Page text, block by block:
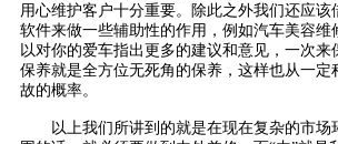
用心维护客户十分重要。除此之外我们还应该
软件来做一些辅助性的作用，例如汽车美容维
以对你的爱车指出更多的建议和意见，一次来
保养就是全方位无死角的保养，这样也从一定
故的概率。
以上我们所讲到的就是在现在复杂的市场